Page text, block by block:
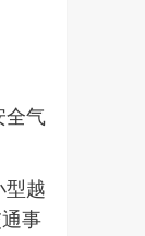
全气
型越
事